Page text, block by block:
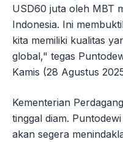
USD60 juta oleh MBT
Indonesia. Ini
kita memiliki kualitas
global," tegas
Kamis (28 Agustus
Kementerian
tinggal diam.
akan segera